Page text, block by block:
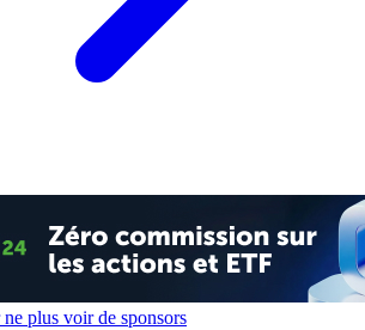
plus voir de sponsors